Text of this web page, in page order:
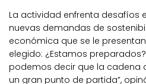
La actividad enfrenta desafíos
nuevas demandas de
económica que se le
elegido: ¿Estamos
podemos decir que la cadena
un gran punto de partida”,